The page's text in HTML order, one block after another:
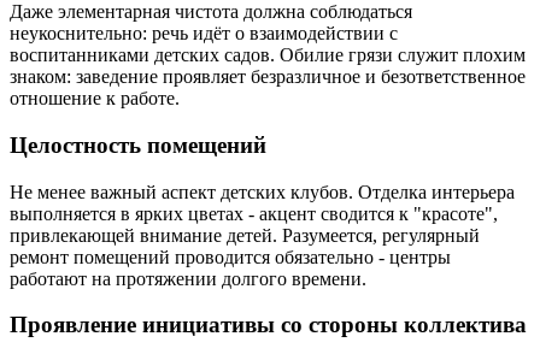
Даже элементарная чистота должна соблюдаться
неукоснительно: речь идёт о взаимодействии с
воспитанниками детских садов. Обилие грязи служит плохим
знаком: заведение проявляет безразличное и безответственное
отношение к работе.
Целостность помещений
Не менее важный аспект детских клубов. Отделка интерьера
выполняется в ярких цветах - акцент сводится к "красоте",
привлекающей внимание детей. Разумеется, регулярный
ремонт помещений проводится обязательно - центры
работают на протяжении долгого времени.
Проявление инициативы со стороны коллектива